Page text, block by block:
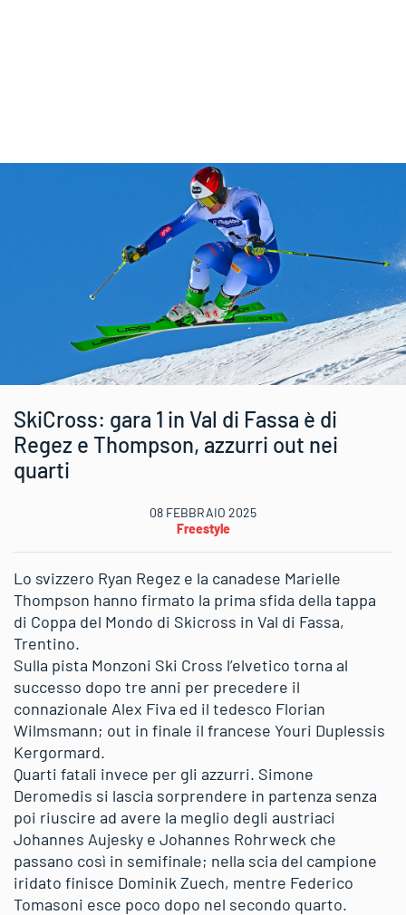
SkiCross: gara 1 in Val di Fassa è di
Regez e Thompson, azzurri out nei
quarti
08 FEBBRAIO 2025
Freestyle
Lo svizzero Ryan Regez e la canadese Marielle
Thompson hanno firmato la prima sfida della tappa
di Coppa del Mondo di Skicross in Val di Fassa,
Trentino.
Sulla pista Monzoni Ski Cross l’elvetico torna al
successo dopo tre anni per precedere il
connazionale Alex Fiva ed il tedesco Florian
Wilmsmann; out in finale il francese Youri Duplessis
Kergormard.
Quarti fatali invece per gli azzurri. Simone
Deromedis si lascia sorprendere in partenza senza
poi riuscire ad avere la meglio degli austriaci
Johannes Aujesky e Johannes Rohrweck che
passano così in semifinale; nella scia del campione
iridato finisce Dominik Zuech, mentre Federico
Tomasoni esce poco dopo nel secondo quarto.